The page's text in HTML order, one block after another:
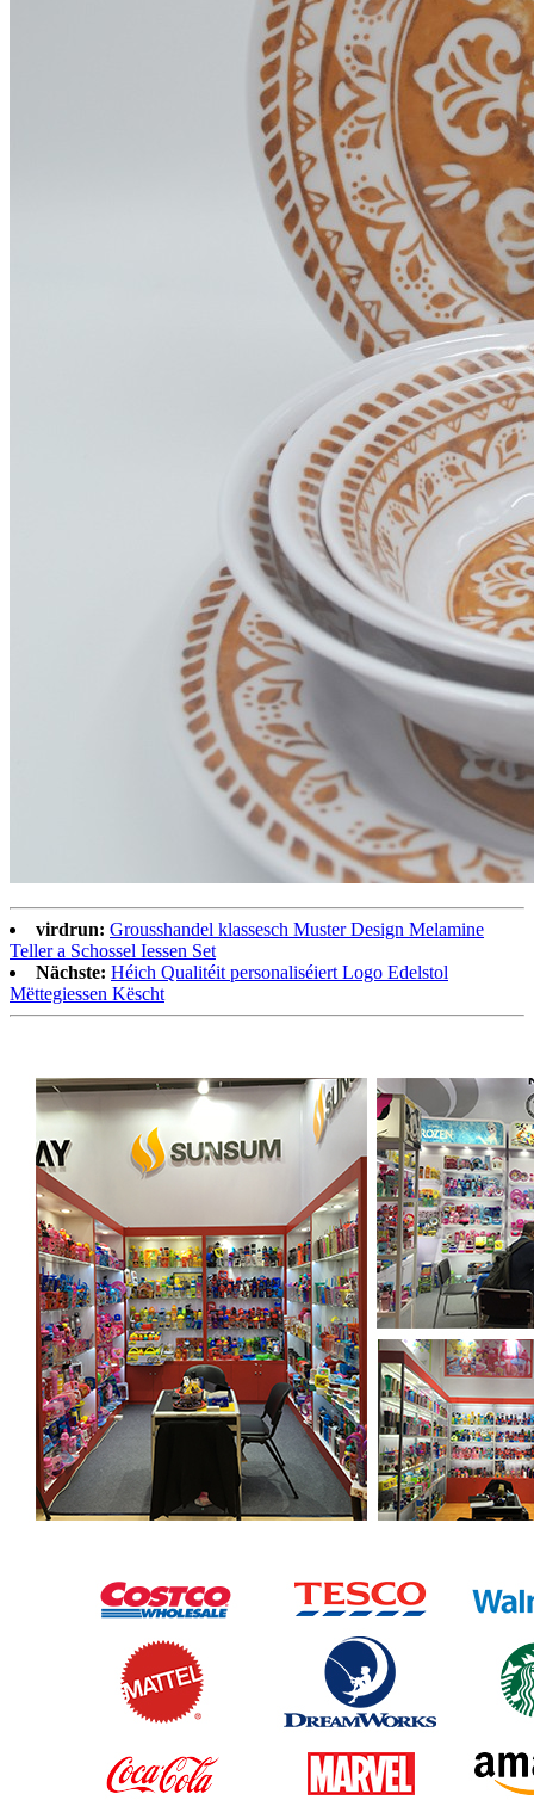
virdrun: Grousshandel klassesch Muster Design Melamine
Teller a Schossel Iessen Set
Nächste: Héich Qualitéit personaliséiert Logo Edelstol
Mëttegiessen Këscht